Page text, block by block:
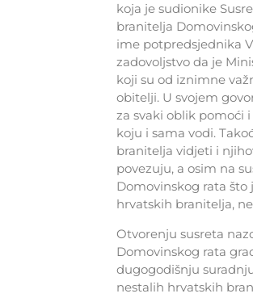
koja je sudionike
branitelja
ime potpredsjednika
zadovoljstvo da je
koji su od iznimne
obitelji. U svojem
za svaki oblik pomoći
koju i sama vodi.
branitelja vidjeti i
povezuju, a osim na
Domovinskog rata
hrvatskih branitelja,
Otvorenju susreta
Domovinskog rata
dugogodišnju
nestalih hrvatskih